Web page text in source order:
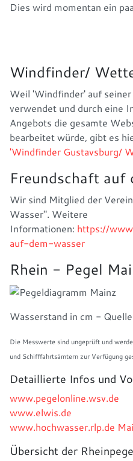
Dies wird momentan ein
Windfinder/
Weil 'Windfinder' auf
verwendet und durch eine
Angebots die gesamte
bearbeitet würde, gibt es
'Windfinder Gustavsburg/
Freundschaft auf
Wir sind Mitglied der
Wasser". Weitere
Informationen: https://
auf-dem-wasser
Rhein - Pegel
Wasserstand in cm -
Die Messwerte sind ungeprüft und
und Schifffahrtsämtern zur Verfügung
Detaillierte Infos und
www.pegelonline.wsv.de
www.elwis.de
www.hochwasser.rlp.de
Übersicht der